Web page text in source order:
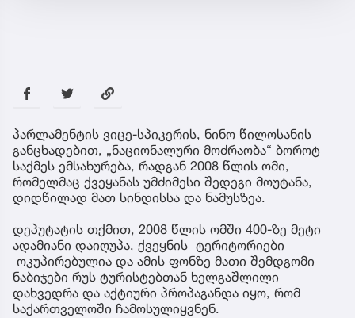
პარლამენტის ვიცე-სპიკერის, ნინო წილოსანის
განცხადებით, „ნაციონალური მოძრაობა“ ბოროტ
საქმეს ემსახურება, რადგან 2008 წლის ომი,
რომელმაც ქვეყანას უმძიმესი შედეგი მოუტანა,
დიდწილად მათ სინდისსა და ნამუსზეა.
დეპუტატის თქმით, 2008 წლის ომში 400-ზე მეტი
ადამიანი დაიღუპა, ქვეყნის ტერიტორიები
ოკუპირებულია და ამის ფონზე მათი შემდგომი
ნაბიჯები რუს ტურისტებთან ხელგაშლილი
დახვედრა და აქტიური პროპაგანდა იყო, რომ
საქართველოში ჩამოსულიყვნენ.